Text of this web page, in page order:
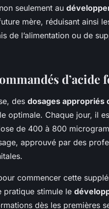
seulement au
mère, réduisant ainsi
de l’alimentation ou de
des dosages appropriés
optimale. Chaque jour, il
de 400 à 800
approuvé par des
commencer cette
pratique stimule le
dès les premières